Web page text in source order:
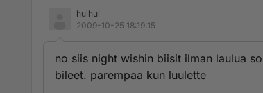
huihui
2009-10-25 18:19:15
no siis night wishin biisit ilman laulua
bileet. parempaa kun luulette